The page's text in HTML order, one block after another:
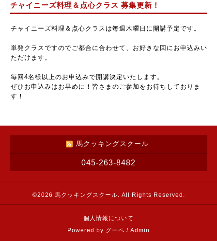
チャイニーズ料理＆点心クラス 募集更新！
チャイニーズ料理＆点心クラスは毎週木曜日に開講予定です。
単発クラスですのでご都合に合わせて、お好きな回にお申込みい
ただけます。
毎回4名様以上のお申込みで開講決定いたします。
ぜひお申込みはお早めに！皆さまのご参加をお待ちしておりま
す！
馬クッキングスクール
045-263-8482
©2026 馬クッキングスクール . All Rights Reserved.
個人情報について
Powered by グーペ / Admin